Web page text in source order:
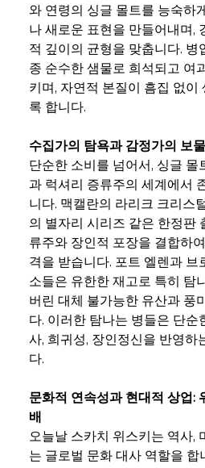
와 연령의 싱글 몰트를 능숙하
나 새로운 표현을 만들어내며,
적 깊이의 균형을 맞춥니다. 병
종 순수한 샘물로 희석되고 여
키며, 자연적 본질이 흠집 없이
록 합니다.
수집가의 탐욕과 감정가의 보
단순한 소비를 넘어서, 싱글 몰
과 럭셔리 증류주의 세계에서
니다. 맥캘란의 라리크 크리스
의 별자리 시리즈 같은 한정판
류주와 장인적 포장을 결합하
격을 받습니다. 포트 엘렌과 브
소들은 유한한 재고로 특히 탐
버린 대체 불가능한 유산과 풍
다. 이러한 탐나는 병들은 단순
사, 희귀성, 장인정신을 반영하
다.
문화적 연속성과 현대적 상업:
배
오늘날 스카치 위스키는 역사,
는 글로벌 문화 대사 역할을